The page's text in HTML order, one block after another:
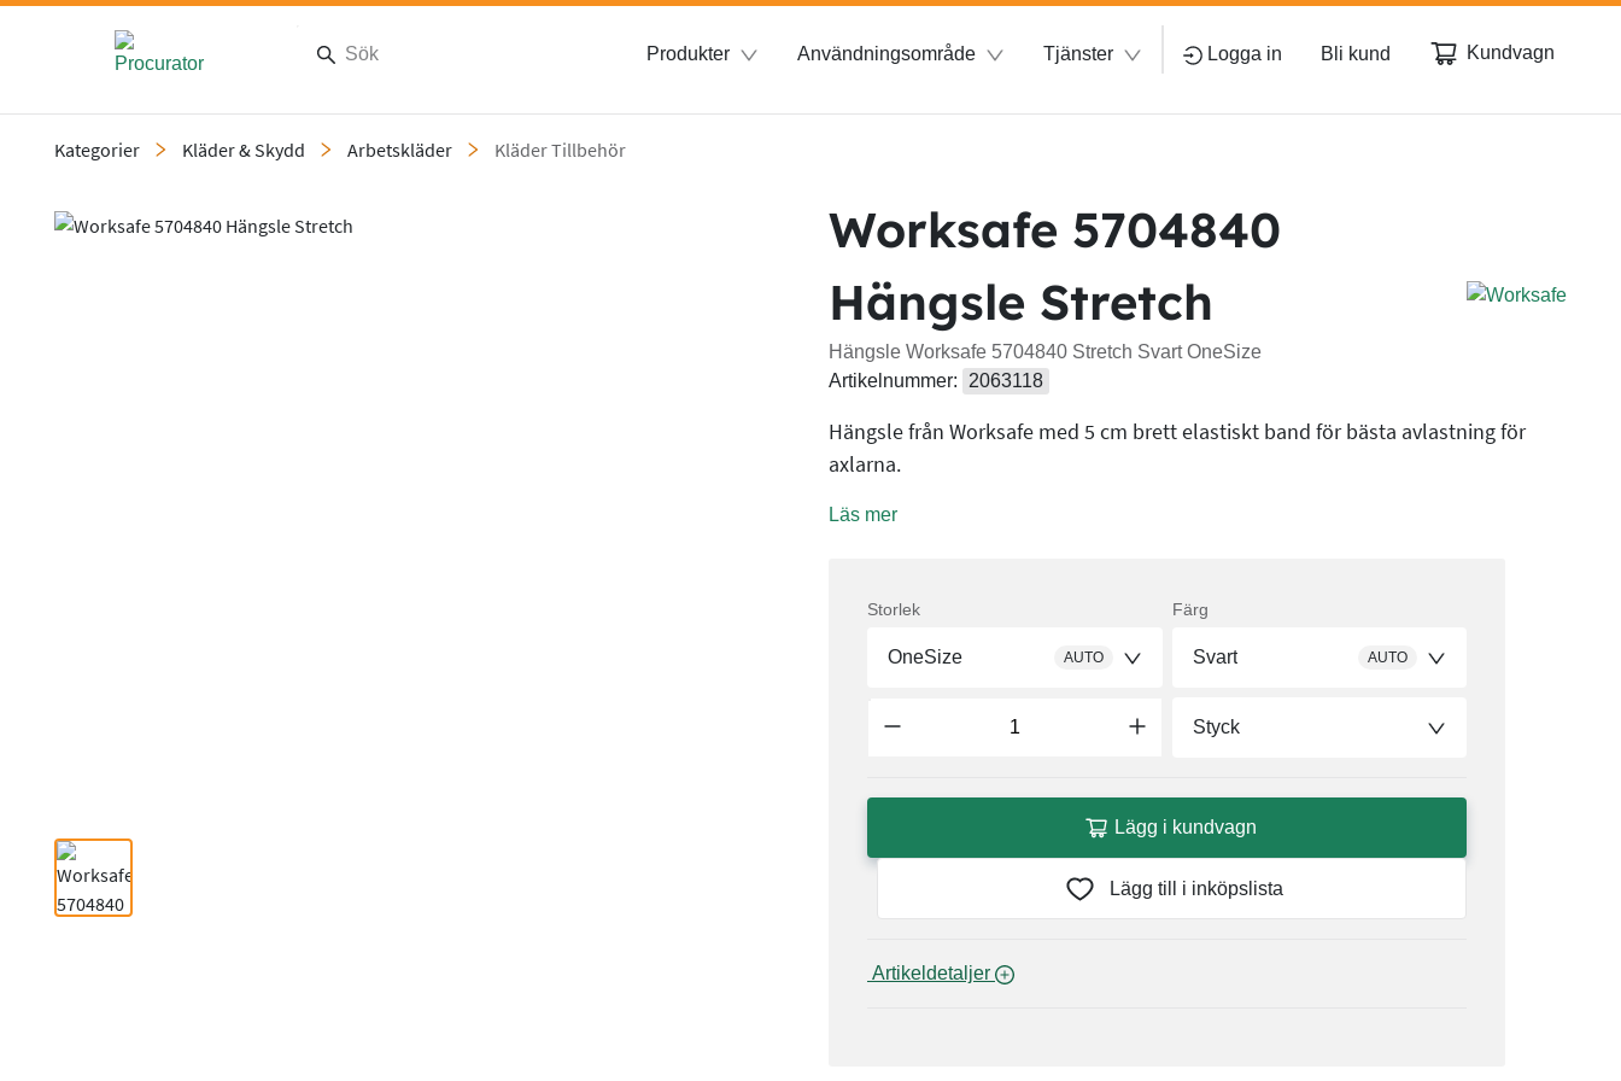
Produkter Användningsområde Tjänster Logga in Bli kund Kundvagn
Kategorier Kläder & Skydd Arbetskläder Kläder Tillbehör
Slide 1 of 1
Worksafe 5704840
Hängsle Stretch
Hängsle Worksafe 5704840 Stretch Svart OneSize
Artikelnummer:
2063118
Hängsle från Worksafe med 5 cm brett elastiskt band för bästa avlastning för
axlarna.
Läs mer
Storlek
OneSize AUTO
Färg
Svart AUTO
Styck
Lägg i kundvagn
Lägg till i inköpslista